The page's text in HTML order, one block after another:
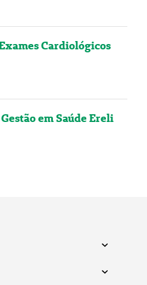
Cardiológicos
em Saúde Ereli